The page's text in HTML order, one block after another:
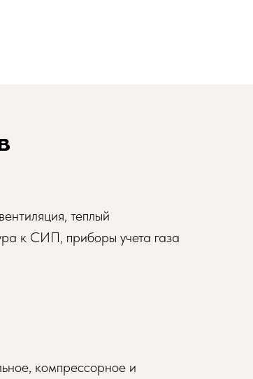
теплый
к СИП, приборы учета газа
компрессорное и